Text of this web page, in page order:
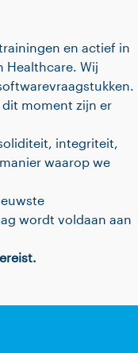
en actief in
Healthcare. Wij
dit moment zijn er
integriteit,
waarop we
wordt voldaan aan